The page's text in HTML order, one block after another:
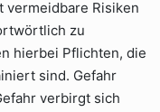
vermeidbare Risiken
zu
hierbei Pflichten, die
sind. Gefahr
verbirgt sich